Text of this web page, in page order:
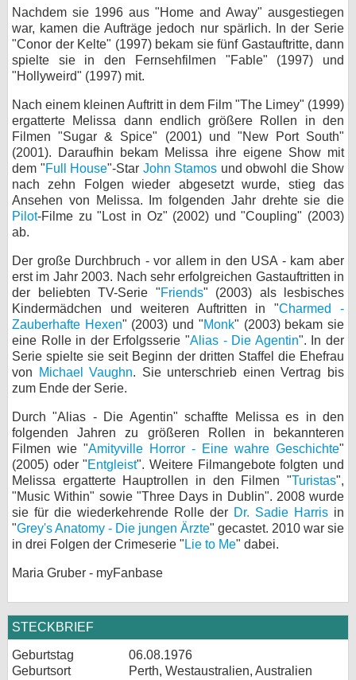
Nachdem sie 1996 aus "Home and Away" ausgestiegen
war, kamen die Aufträge jedoch nur spärlich. In der Serie
"Conor der Kelte" (1997) bekam sie fünf Gastauftritte, dann
spielte sie in den Fernsehfilmen "Fable" (1997) und
"Hollyweird" (1997) mit.
Nach einem kleinen Auftritt in dem Film "The Limey" (1999)
ergatterte Melissa dann endlich größere Rollen in den
Filmen "Sugar & Spice" (2001) und "New Port South"
(2001). Daraufhin bekam Melissa ihre eigene Show mit
dem "Full House"-Star John Stamos und obwohl die Show
nach zehn Folgen wieder abgesetzt wurde, stieg das
Ansehen von Melissa. Im folgenden Jahr drehte sie die
Pilot-Filme zu "Lost in Oz" (2002) und "Coupling" (2003)
ab.
Der große Durchbruch - vor allem in den USA - kam aber
erst im Jahr 2003. Nach sehr erfolgreichen Gastauftritten in
der beliebten TV-Serie "Friends" (2003) als lesbisches
Kindermädchen und weiteren Auftritten in "Charmed -
Zauberhafte Hexen" (2003) und "Monk" (2003) bekam sie
eine Rolle in der Erfolgsserie "Alias - Die Agentin". In der
Serie spielte sie seit Beginn der dritten Staffel die Ehefrau
von
Michael Vaughn. Sie unterschrieb einen Vertrag bis
zum Ende der Serie.
Durch "Alias - Die Agentin" schaffte Melissa es in den
folgenden Jahren zu größeren Rollen in bekannteren
Filmen wie "Amityville Horror - Eine wahre Geschichte"
(2005) oder "Entgleist". Weitere Filmangebote folgten und
Melissa ergatterte Hauptrollen in den Filmen "Turistas",
"Music Within" sowie "Three Days in Dublin". 2008 wurde
sie für die wiederkehrende Rolle der Dr. Sadie Harris in
"Grey's Anatomy - Die jungen Ärzte" gecastet. 2010 war sie
in drei Folgen der Crimeserie " Lie to Me" dabei.
Maria Gruber - myFanbase
STECKBRIEF
Geburtstag
06.08.1976
Geburtsort
Perth, Westaustralien, Australien